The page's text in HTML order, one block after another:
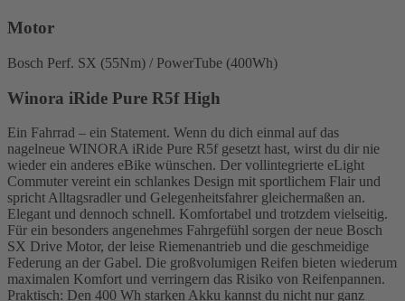
Motor
Bosch Perf. SX (55Nm) / PowerTube (400Wh)
Winora iRide Pure R5f High
Ein Fahrrad – ein Statement. Wenn du dich einmal auf das
nagelneue WINORA iRide Pure R5f gesetzt hast, wirst du dir nie
wieder ein anderes eBike wünschen. Der vollintegrierte eLight
Commuter vereint ein schlankes Design mit sportlichem Flair und
spricht Alltagsradler und Gelegenheitsfahrer gleichermaßen an.
Elegant und dennoch schnell. Komfortabel und trotzdem vielseitig.
Für ein besonders angenehmes Fahrgefühl sorgen der neue Bosch
SX Drive Motor, der leise Riemenantrieb und die geschmeidige
Federung an der Gabel. Die großvolumigen Reifen bieten wiederum
maximalen Komfort und verringern das Risiko von Reifenpannen.
Praktisch: Den 400 Wh starken Akku kannst du nicht nur ganz